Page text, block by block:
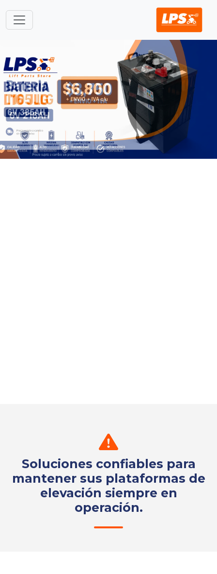
Soluciones confiables para
mantener sus plataformas de
elevación siempre en
operación.